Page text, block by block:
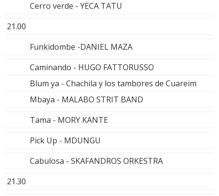
Cerro verde - YECA TATU
21.00
Funkidombe -DANIEL MAZA
Caminando - HUGO FATTORUSSO
Blum ya - Chachila y los tambores de Cuareim
Mbaya - MALABO STRIT BAND
Tama - MORY KANTE
Pick Up - MDUNGU
Cabulosa - SKAFANDROS ORKESTRA
21.30